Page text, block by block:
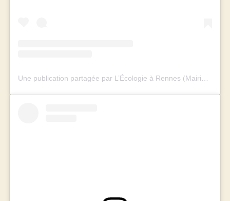
Une publication partagée par L’Écologie à Rennes (Mairie et Métropole) (@rennes_ecologie)